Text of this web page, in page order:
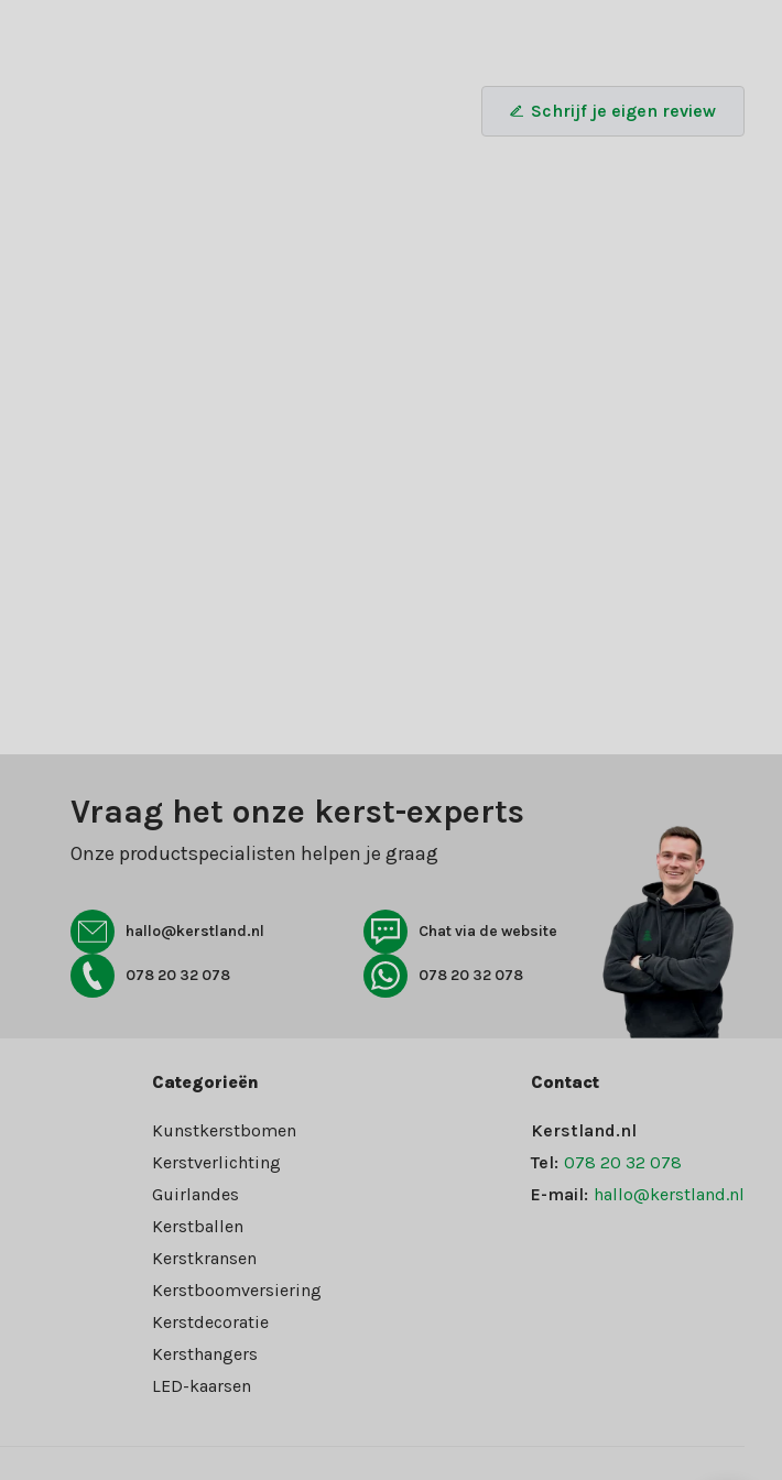
Schrijf je eigen review
Vraag het onze kerst-experts
Onze productspecialisten helpen je graag
hallo@kerstland.nl Chat via de website
078 20 32 078 078 20 32 078
Categorieën
Kunstkerstbomen
Kerstverlichting
Guirlandes
Kerstballen
Kerstkransen
Kerstboomversiering
Kerstdecoratie
Kersthangers
LED-kaarsen
Contact
Kerstland.nl
Tel: 078 20 32 078
E-mail: hallo@kerstland.nl